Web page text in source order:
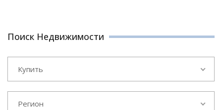
Поиск Недвижимости
Купить
Регион